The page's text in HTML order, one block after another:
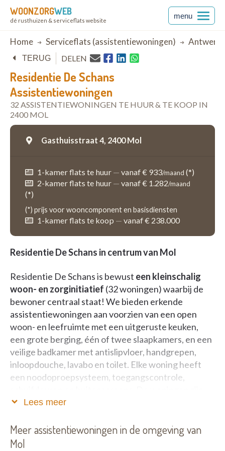
WOONZORGWEB
dé rusthuizen & serviceflats website
menu
Breadcrumb
Home Serviceflats (assistentiewoningen)
Residentie De Schans
Assistentiewoningen
32 ASSISTENTIEWONINGEN TE HUUR & TE KOOP IN
2400 MOL
TERUG DELEN
Gasthuisstraat 4, 2400 Mol
1-kamer flats te huur — vanaf € 933/maand (*)
2-kamer flats te huur — vanaf € 1.282/maand
(*)
(*) prijs voor wooncomponent en basisdiensten
1-kamer flats te koop — vanaf € 238.000
Residentie De Schans in centrum van Mol
Residentie De Schans is bewust een kleinschalig
woon- en zorginitiatief (32 woningen) waarbij de
bewoner centraal staat! We bieden erkende
assistentiewoningen aan voorzien van een open
woon- en leefruimte met een uitgeruste keuken,
een grote berging, één of twee slaapkamers, en een
veilige badkamer met antislipvloer, handgrepen,
inloopdouche, lavabo en toilet. Elke woning heeft
een noodoproepsysteem, toegangscontrole,
geschilderd en voorzien van glasgordijnen en
Autostaanplaatsen en/of extra bergruimte in de
Lees meer
Meer assistentiewoningen in de omgeving van
Mol